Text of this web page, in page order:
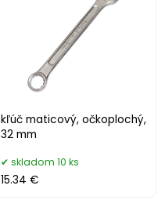
kľúč maticový, očkoplochý,
32 mm
skladom 10 ks
15.34 €